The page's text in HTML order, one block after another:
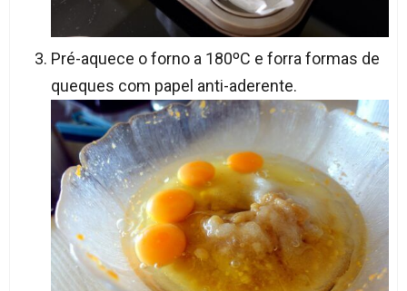
Pré-aquece o forno a 180ºC e forra formas de
queques com papel anti-aderente.